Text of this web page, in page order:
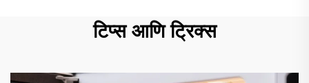
टिप्स आणि ट्रिक्स